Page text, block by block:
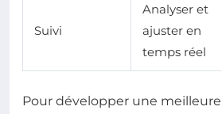
Suivi
Analyser et
ajuster en
temps réel
Pour développer une